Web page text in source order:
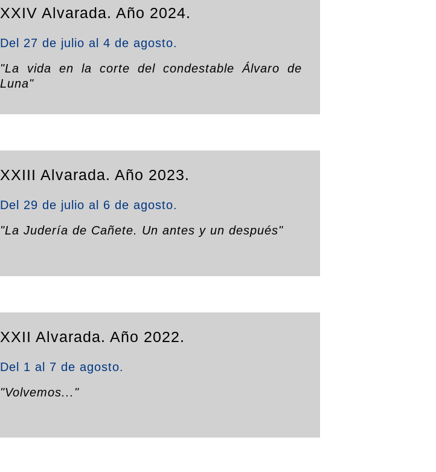
XXIV Alvarada. Año 2024.
Del 27 de julio al 4 de agosto.
"La vida en la corte del condestable Álvaro de
Luna"
XXIII Alvarada. Año 2023.
Del 29 de julio al 6 de agosto.
"La Judería de Cañete. Un antes y un después"
XXII Alvarada. Año 2022.
Del 1 al 7 de agosto.
"Volvemos..."